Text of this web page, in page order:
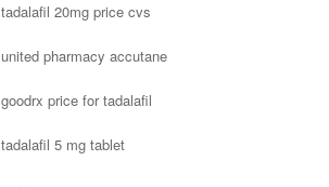
tadalafil 20mg price cvs
united pharmacy accutane
goodrx price for tadalafil
tadalafil 5 mg tablet